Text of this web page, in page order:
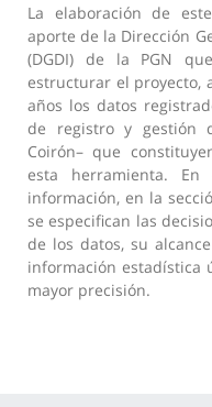
La elaboración de
aporte de la Dirección
(DGDI) de la PGN
estructurar el proyecto,
años los datos
de registro y gestión
Coirón– que
esta herramienta.
información, en la
se especifican las
de los datos, su
información estadística
mayor precisión.